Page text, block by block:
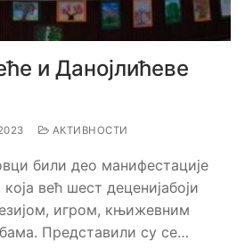
и Данојлићеве
АКТИВНОСТИ
били део манифестације
већ шест деценијабоји
игром, књижевним
Представили су се…